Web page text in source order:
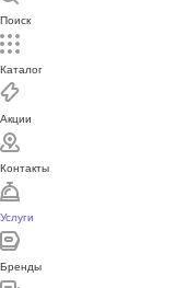
Поиск
Каталог
Акции
Контакты
Услуги
Бренды